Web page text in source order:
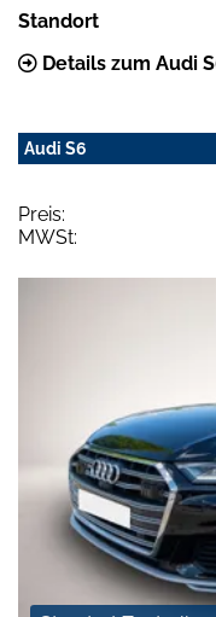
Standort
Details zum Audi
Audi S6
Preis:
MWSt: